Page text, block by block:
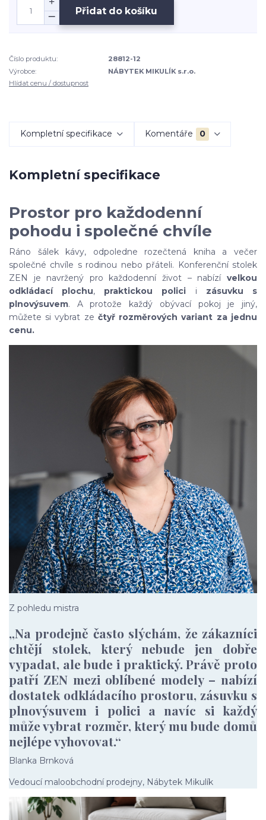
Přidat do košíku
Číslo produktu:
28812-12
Výrobce:
NÁBYTEK MIKULÍK s.r.o.
Hlídat cenu / dostupnost
Kompletní specifikace Komentáře 0
Kompletní specifikace
Prostor pro každodenní
pohodu i společné chvíle
Ráno šálek kávy, odpoledne rozečtená kniha a večer
společné chvíle s rodinou nebo přáteli. Konferenční stolek
ZEN je navržený pro každodenní život – nabízí velkou
odkládací plochu, praktickou polici i zásuvku s
plnovýsuvem. A protože každý obývací pokoj je jiný,
můžete si vybrat ze čtyř rozměrových variant za jednu
cenu.
Z pohledu mistra
„Na prodejně často slýchám, že zákazníci
chtějí stolek, který nebude jen dobře
vypadat, ale bude i praktický. Právě proto
patří ZEN mezi oblíbené modely – nabízí
dostatek odkládacího prostoru, zásuvku s
plnovýsuvem i polici a navíc si každý
může vybrat rozměr, který mu bude domů
nejlépe vyhovovat.“
Blanka Brnková
Vedoucí maloobchodní prodejny, Nábytek Mikulík